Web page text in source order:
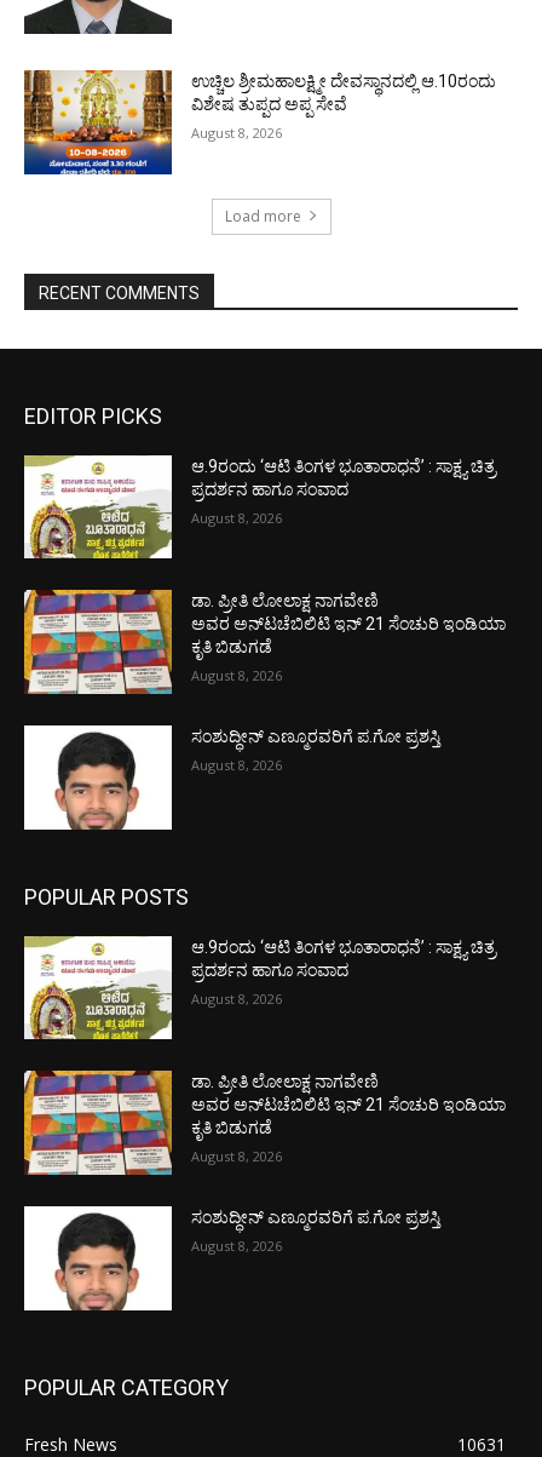
ಉಚ್ಚಿಲ ಶ್ರೀಮಹಾಲಕ್ಷ್ಮೀ ದೇವಸ್ಥಾನದಲ್ಲಿ ಆ.10ರಂದು
ವಿಶೇಷ ತುಪ್ಪದ ಅಪ್ಪ ಸೇವೆ
August 8, 2026
Load more
RECENT COMMENTS
EDITOR PICKS
ಆ.9ರಂದು ‘ಆಟಿ ತಿಂಗಳ ಭೂತಾರಾಧನೆ’ : ಸಾಕ್ಷ್ಯ ಚಿತ್ರ
ಪ್ರದರ್ಶನ ಹಾಗೂ ಸಂವಾದ
August 8, 2026
ಡಾ. ಪ್ರೀತಿ ಲೋಲಾಕ್ಷ ನಾಗವೇಣಿ
ಅವರ ಅನ್‌ಟಚೆಬಿಲಿಟಿ ಇನ್ 21 ಸೆಂಚುರಿ ಇಂಡಿಯಾ
ಕೃತಿ ಬಿಡುಗಡೆ
August 8, 2026
ಸಂಶುದ್ಧೀನ್ ಎಣ್ಮೂರವರಿಗೆ ಪ.ಗೋ ಪ್ರಶಸ್ತಿ
August 8, 2026
POPULAR POSTS
ಆ.9ರಂದು ‘ಆಟಿ ತಿಂಗಳ ಭೂತಾರಾಧನೆ’ : ಸಾಕ್ಷ್ಯ ಚಿತ್ರ
ಪ್ರದರ್ಶನ ಹಾಗೂ ಸಂವಾದ
August 8, 2026
ಡಾ. ಪ್ರೀತಿ ಲೋಲಾಕ್ಷ ನಾಗವೇಣಿ
ಅವರ ಅನ್‌ಟಚೆಬಿಲಿಟಿ ಇನ್ 21 ಸೆಂಚುರಿ ಇಂಡಿಯಾ
ಕೃತಿ ಬಿಡುಗಡೆ
August 8, 2026
ಸಂಶುದ್ಧೀನ್ ಎಣ್ಮೂರವರಿಗೆ ಪ.ಗೋ ಪ್ರಶಸ್ತಿ
August 8, 2026
POPULAR CATEGORY
Fresh News
10631